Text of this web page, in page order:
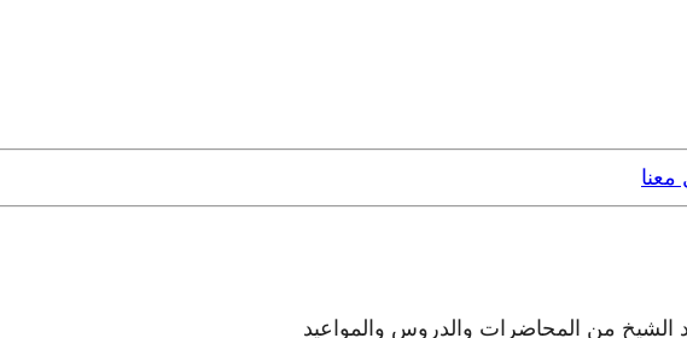
الشيخ من المحاضرات والدروس والمواعيد